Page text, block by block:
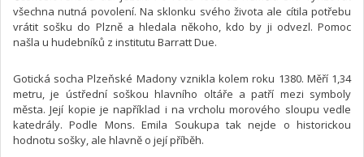
všechna nutná povolení. Na sklonku svého života ale cítila potřebu
vrátit sošku do Plzně a hledala někoho, kdo by ji odvezl. Pomoc
našla u hudebníků z institutu Barratt Due.
Gotická socha Plzeňské Madony vznikla kolem roku 1380. Měří 1,34
metru, je ústřední soškou hlavního oltáře a patří mezi symboly
města. Její kopie je například i na vrcholu morového sloupu vedle
katedrály. Podle Mons. Emila Soukupa tak nejde o historickou
hodnotu sošky, ale hlavně o její příběh.